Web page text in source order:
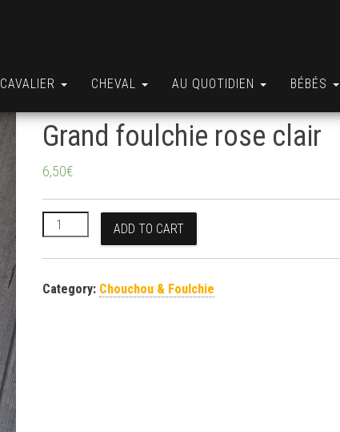
CAVALIER CHEVAL AU QUOTIDIEN BÉBÉS
Grand foulchie rose clair
6,50€
Grand foulchie rose clair quantity
ADD TO CART
Category: Chouchou & Foulchie